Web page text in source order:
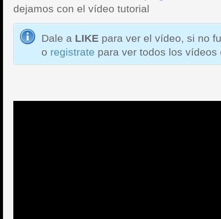
dejamos con el vídeo tutorial
Dale a LIKE para ver el vídeo, si no
o registrate para ver todos los vídeos